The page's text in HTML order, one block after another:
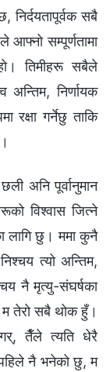
सबै
आफ्नो सम्पूर्णतामा
तिमीहरू सबैले
अन्तिम, निर्णायक
रक्षा गर्नेछु ताकि
अनि पूर्वानुमान
विश्‍वास जित्ने
लागि छु। ममा कुनै
त्यो अन्तिम,
नै मृत्यु-संघर्षका
तेरो सबै थोक हुँ।
तैँले त्यति धेरै
नै भनेको छु, म